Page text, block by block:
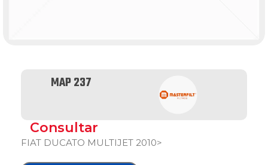
MAP 237
Consultar
FIAT DUCATO MULTIJET 2010>